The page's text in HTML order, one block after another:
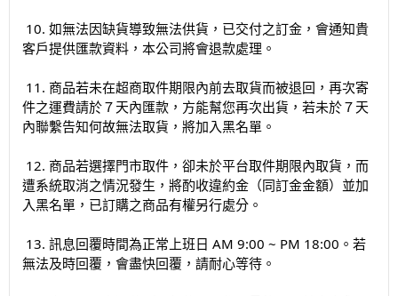
10. 如無法因缺貨導致無法供貨，已交付之訂金，會通知貴
客戶提供匯款資料，本公司將會退款處理。
11. 商品若未在超商取件期限內前去取貨而被退回，再次寄
件之運費請於７天內匯款，方能幫您再次出貨，若未於７天
內聯繫告知何故無法取貨，將加入黑名單。
12. 商品若選擇門市取件，卻未於平台取件期限內取貨，而
遭系統取消之情況發生，將酌收違約金（同訂金金額）並加
入黑名單，已訂購之商品有權另行處分。
13. 訊息回覆時間為正常上班日 AM 9:00 ~ PM 18:00。若
無法及時回覆，會盡快回覆，請耐心等待。